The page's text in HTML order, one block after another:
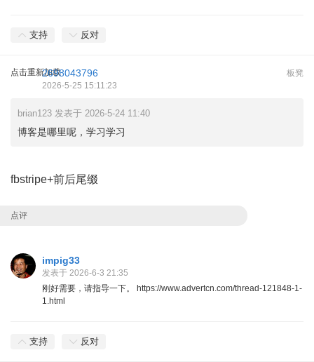
支持 反对
点击重新加载 板凳
2698043796
2026-5-25 15:11:23
brian123 发表于 2026-5-24 11:40
博客是哪里呢，学习学习
fbstripe+前后尾缀
点评
impig33
发表于 2026-6-3 21:35
刚好需要，请指导一下。 https://www.advertcn.com/thread-121848-1-
1.html
支持 反对